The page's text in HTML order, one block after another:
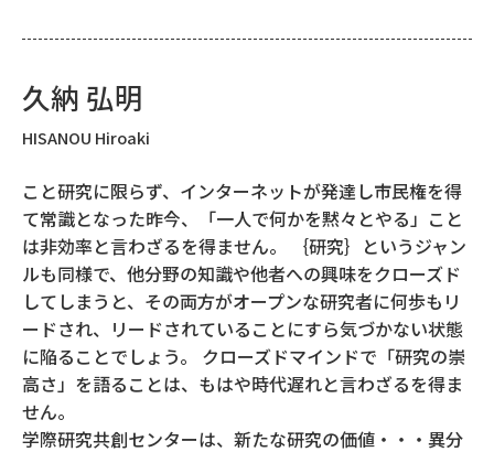
久納 弘明
HISANOU Hiroaki
こと研究に限らず、インターネットが発達し市民権を得
て常識となった昨今、「一人で何かを黙々とやる」こと
は非効率と言わざるを得ません。 ｛研究｝というジャン
ルも同様で、他分野の知識や他者への興味をクローズド
してしまうと、その両方がオープンな研究者に何歩もリ
ードされ、リードされていることにすら気づかない状態
に陥ることでしょう。 クローズドマインドで「研究の崇
高さ」を語ることは、もはや時代遅れと言わざるを得ま
せん。
学際研究共創センターは、新たな研究の価値・・・異分